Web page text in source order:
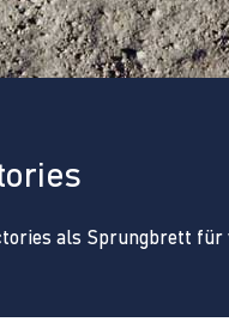
als Sprungbrett